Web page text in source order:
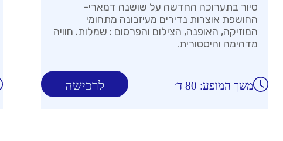
סיור בתערוכה החדשה על שושנה דמארי-
החושפת אוצרות נדירים מעיזבונה מתחומי
המוזיקה, האופנה, הצילום והפרסום : שמלות. חוויה
מדהימה והיסטורית.
לרכישה משך המופע: 80 ד׳